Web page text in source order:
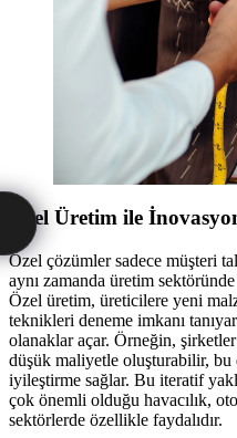
Özel Üretim ile
Özel çözümler sadece müşteri
aynı zamanda üretim
Özel üretim, üreticilere yeni
teknikleri deneme imkanı
olanaklar açar. Örneğin,
düşük maliyetle oluşturabilir, bu
iyileştirme sağlar. Bu iteratif
çok önemli olduğu havacılık,
sektörlerde özellikle faydalıdır.